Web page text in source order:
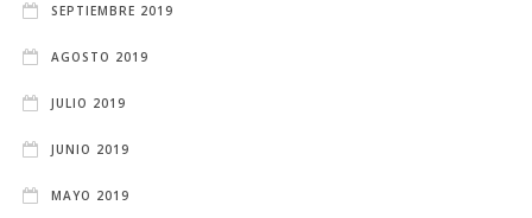
SEPTIEMBRE 2019
AGOSTO 2019
JULIO 2019
JUNIO 2019
MAYO 2019